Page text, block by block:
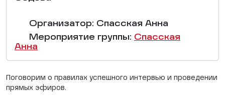
Организатор: Спасская Анна
Мероприятие группы: Спасская
Анна
Поговорим о правилах успешного интервью и проведении
прямых эфиров.